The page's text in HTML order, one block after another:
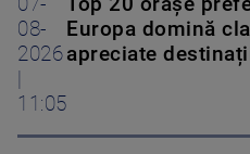
08-
2026
11:05
Europa domină
apreciate